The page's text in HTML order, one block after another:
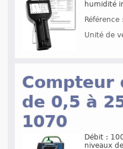
humidité
Unité de
Compteur
de 0,5 à
1070
Débit :
niveaux